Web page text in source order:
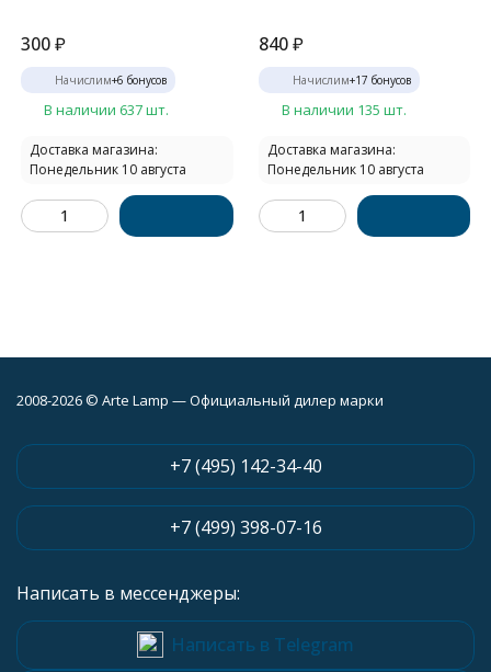
300₽
Начислим+6 бонусов
В наличии 637 шт.
Доставка магазина:
Понедельник 10 августа
840 ₽
Начислим+17 бонусов
В наличии 135 шт.
Доставка магазина:
Понедельник 10 августа
2008-2026 © Arte Lamp — Официальный дилер марки
+7 (495) 142-34-40
+7 (499) 398-07-16
Написать в мессенджеры:
Написать в Telegram